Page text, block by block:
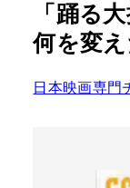
「踊る
何を変
日本映画専門